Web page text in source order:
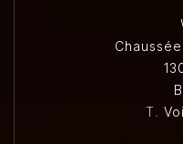
T.